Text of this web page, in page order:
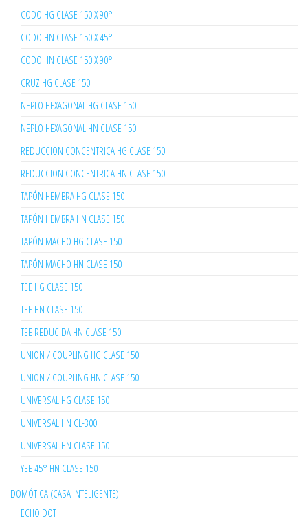
CODO HG CLASE 150 X 90°
CODO HN CLASE 150 X 45°
CODO HN CLASE 150 X 90°
CRUZ HG CLASE 150
NEPLO HEXAGONAL HG CLASE 150
NEPLO HEXAGONAL HN CLASE 150
REDUCCION CONCENTRICA HG CLASE 150
REDUCCION CONCENTRICA HN CLASE 150
TAPÓN HEMBRA HG CLASE 150
TAPÓN HEMBRA HN CLASE 150
TAPÓN MACHO HG CLASE 150
TAPÓN MACHO HN CLASE 150
TEE HG CLASE 150
TEE HN CLASE 150
TEE REDUCIDA HN CLASE 150
UNION / COUPLING HG CLASE 150
UNION / COUPLING HN CLASE 150
UNIVERSAL HG CLASE 150
UNIVERSAL HN CL-300
UNIVERSAL HN CLASE 150
YEE 45° HN CLASE 150
DOMÓTICA (CASA INTELIGENTE)
ECHO DOT